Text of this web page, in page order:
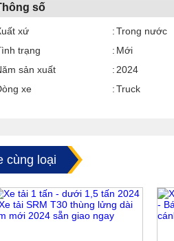
số
xứ
Trong nước
trạng
Mới
sản xuất
2024
xe
Truck
cùng loại